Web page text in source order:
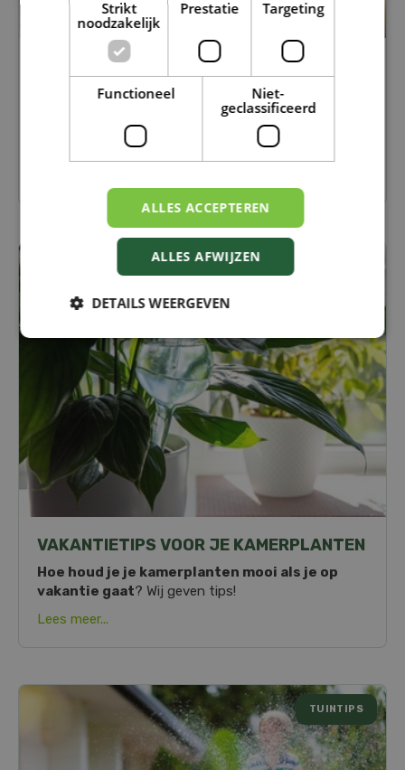
KRUIDEN DROGEN EN BEWAREN: GENIET
OOK LATER NOG VAN JE TUIN
Ontdek hoe je ze eenvoudig droogt
en bewaart, zodat je ook in de herfst en winter
geniet van verse smaken uit eigen tuin.
VAKANTIETIPS VOOR JE KAMERPLANTEN
Hoe houd je je kamerplanten mooi als je op
vakantie gaat? Wij geven tips!
Lees meer...
TUINTIPS
Strikt
noodzakelijk
Prestatie Targeting
Functioneel
Niet-
geclassificeerd
ALLES ACCEPTEREN
ALLES AFWIJZEN
DETAILS WEERGEVEN